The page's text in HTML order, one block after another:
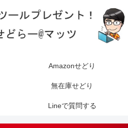
Amazonせどり
無在庫せどり
Lineで質問する